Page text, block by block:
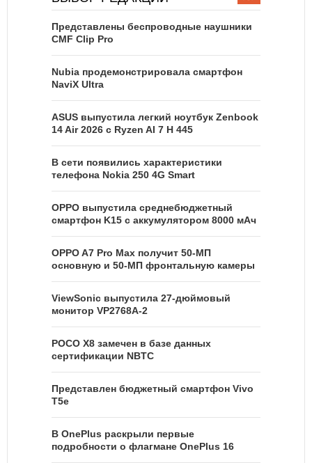
Представлены беспроводные наушники
CMF Clip Pro
Nubia продемонстрировала смартфон
NaviX Ultra
ASUS выпустила легкий ноутбук Zenbook
14 Air 2026 с Ryzen AI 7 H 445
В сети появились характеристики
телефона Nokia 250 4G Smart
OPPO выпустила среднебюджетный
смартфон K15 с аккумулятором 8000 мАч
OPPO A7 Pro Max получит 50-МП
основную и 50-МП фронтальную камеры
ViewSonic выпустила 27-дюймовый
монитор VP2768A-2
POCO X8 замечен в базе данных
сертификации NBTC
Представлен бюджетный смартфон Vivo
T5e
В OnePlus раскрыли первые
подробности о флагмане OnePlus 16